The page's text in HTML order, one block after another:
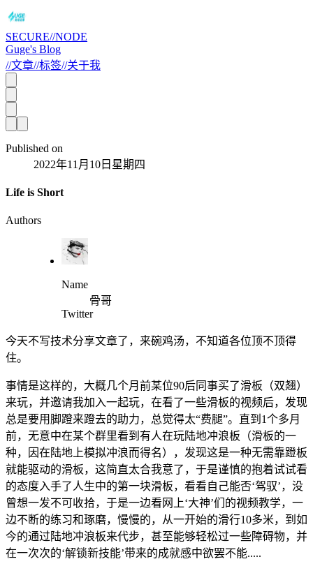
SECURE//NODE
Guge's Blog
//文章//标签//关于我
Published on
2022年11月10日星期四
Life is Short
Authors
Name
骨哥
Twitter
今天不写技术分享文章了，来碗鸡汤，不知道各位顶不顶得
住。
事情是这样的，大概几个月前某位90后同事买了滑板（双翘）
来玩，并邀请我加入一起玩，在看了一些滑板的视频后，发现
总是要用脚蹬来蹬去的助力，总觉得太“费腿”。直到1个多月
前，无意中在某个群里看到有人在玩陆地冲浪板（滑板的一
种，因在陆地上模拟冲浪而得名），发现这是一种无需靠蹬板
就能驱动的滑板，这简直太合我意了，于是谨慎的抱着试试看
的态度入手了人生中的第一块滑板，看看自己能否‘驾驭’，没
曾想一发不可收拾，于是一边看网上‘大神’们的视频教学，一
边不断的练习和琢磨，慢慢的，从一开始的滑行10多米，到如
今的通过陆地冲浪板来代步，甚至能够轻松过一些障碍物，并
在一次次的‘解锁新技能’带来的成就感中欲罢不能.....